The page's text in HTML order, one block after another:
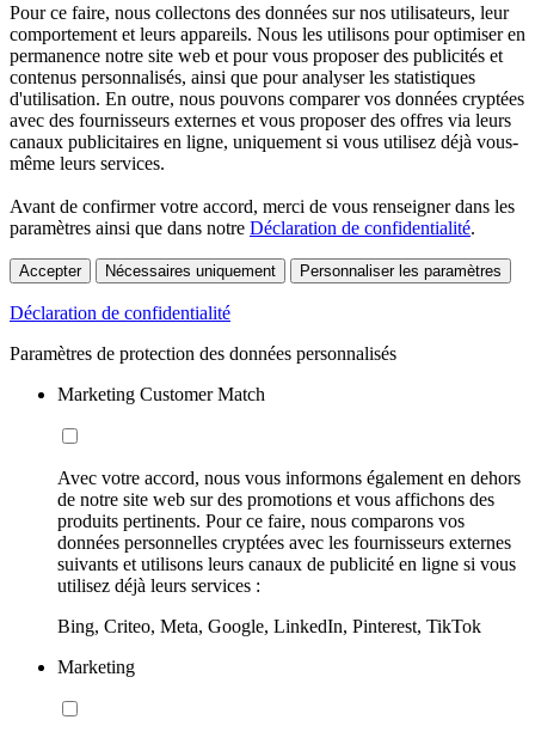
Pour ce faire, nous collectons des données sur nos utilisateurs, leur
comportement et leurs appareils. Nous les utilisons pour optimiser en
permanence notre site web et pour vous proposer des publicités et
contenus personnalisés, ainsi que pour analyser les statistiques
d'utilisation. En outre, nous pouvons comparer vos données cryptées
avec des fournisseurs externes et vous proposer des offres via leurs
canaux publicitaires en ligne, uniquement si vous utilisez déjà vous-
même leurs services.
Avant de confirmer votre accord, merci de vous renseigner dans les
paramètres ainsi que dans notre Déclaration de confidentialité.
Accepter Nécessaires uniquement Personnaliser les paramètres
Déclaration de confidentialité
Paramètres de protection des données personnalisés
Marketing Customer Match
Avec votre accord, nous vous informons également en dehors
de notre site web sur des promotions et vous affichons des
produits pertinents. Pour ce faire, nous comparons vos
données personnelles cryptées avec les fournisseurs externes
suivants et utilisons leurs canaux de publicité en ligne si vous
utilisez déjà leurs services :
Bing, Criteo, Meta, Google, LinkedIn, Pinterest, TikTok
Marketing